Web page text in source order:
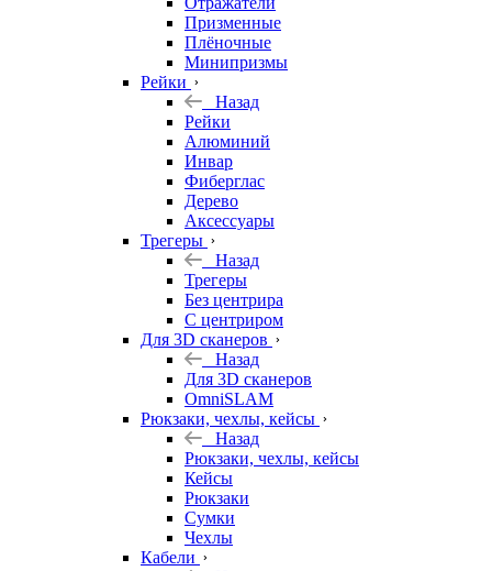
Призменные
Плёночные
Минипризмы
Рейки
Назад
Рейки
Алюминий
Инвар
Фиберглас
Дерево
Аксессуары
Трегеры
Назад
Трегеры
Без центрира
С центриром
Для 3D сканеров
Назад
Для 3D сканеров
OmniSLAM
Рюкзаки, чехлы, кейсы
Назад
Рюкзаки, чехлы, кейсы
Кейсы
Рюкзаки
Сумки
Чехлы
Кабели